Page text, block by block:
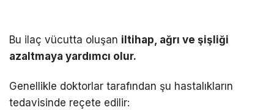
Bu ilaç vücutta oluşan iltihap, ağrı ve şişliği
azaltmaya yardımcı olur.
Genellikle doktorlar tarafından şu hastalıkların
tedavisinde reçete edilir: